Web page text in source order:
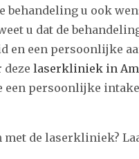
behandeling u ook
u dat de
en een persoonlijke
dezelaserkliniek in
persoonlijke
met de laserkliniek?